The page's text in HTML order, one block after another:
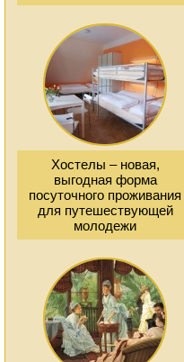
Хостелы – новая,
выгодная форма
посуточного проживания
для путешествующей
молодежи